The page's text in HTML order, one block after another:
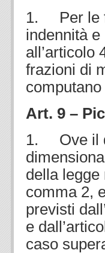
1. Per le
indennità e
all’articolo
frazioni di
Art. 9 –
1. Ove il
della legge
comma 2,
previsti
e
caso